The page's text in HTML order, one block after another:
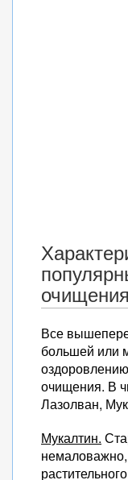
Все
большей или
очищения. В
Лазолван,
Мукалтин.